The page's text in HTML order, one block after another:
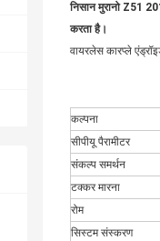
निसान मुरानो Z51
करता है।
वायरलेस कारप्ले
कल्पना
सीपीयू पैरामीटर
संकल्प समर्थन
टक्कर मारना
रोम
सिस्टम संस्करण